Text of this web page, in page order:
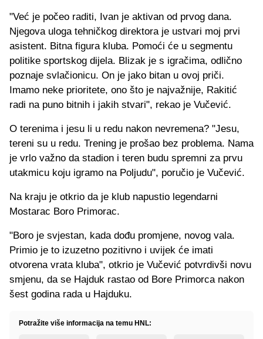
"Već je počeo raditi, Ivan je aktivan od prvog dana.
Njegova uloga tehničkog direktora je ustvari moj prvi
asistent. Bitna figura kluba. Pomoći će u segmentu
politike sportskog dijela. Blizak je s igračima, odlično
poznaje svlačionicu. On je jako bitan u ovoj priči.
Imamo neke prioritete, ono što je najvažnije, Rakitić
radi na puno bitnih i jakih stvari", rekao je Vučević.
O terenima i jesu li u redu nakon nevremena? "Jesu,
tereni su u redu. Trening je prošao bez problema. Nama
je vrlo važno da stadion i teren budu spremni za prvu
utakmicu koju igramo na Poljudu", poručio je Vučević.
Na kraju je otkrio da je klub napustio legendarni
Mostarac Boro Primorac.
"Boro je svjestan, kada dođu promjene, novog vala.
Primio je to izuzetno pozitivno i uvijek će imati
otvorena vrata kluba", otkrio je Vučević potvrdivši novu
smjenu, da se Hajduk rastao od Bore Primorca nakon
šest godina rada u Hajduku.
Potražite više informacija na temu HNL: